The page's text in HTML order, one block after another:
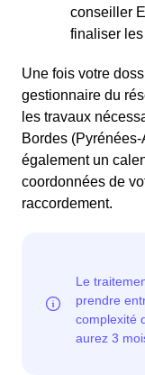
conseiller
finaliser
Une fois votre
gestionnaire du
les travaux
Bordes
également un
coordonnées de
raccordement.